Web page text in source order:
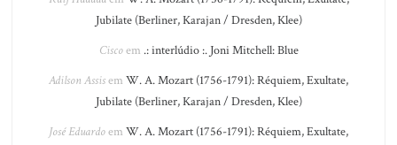
Jubilate (Berliner, Karajan / Dresden, Klee)
Ciscoem .: interlúdio :. Joni Mitchell: Blue
Adilson Assisem W. A. Mozart (1756-1791): Réquiem, Exultate,
Jubilate (Berliner, Karajan / Dresden, Klee)
José Eduardoem W. A. Mozart (1756-1791): Réquiem, Exultate,